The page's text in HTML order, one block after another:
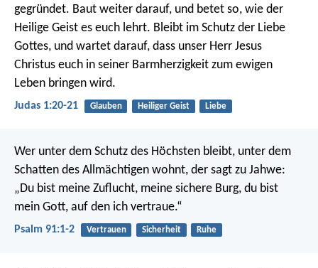
gegründet. Baut weiter darauf, und betet so, wie der
Heilige Geist es euch lehrt. Bleibt im Schutz der Liebe
Gottes, und wartet darauf, dass unser Herr Jesus
Christus euch in seiner Barmherzigkeit zum ewigen
Leben bringen wird.
Judas 1:20-21 Glauben Heiliger Geist Liebe
Wer unter dem Schutz des Höchsten bleibt, unter dem
Schatten des Allmächtigen wohnt, der sagt zu Jahwe:
„Du bist meine Zuflucht, meine sichere Burg, du bist
mein Gott, auf den ich vertraue.“
Psalm 91:1-2 Vertrauen Sicherheit Ruhe